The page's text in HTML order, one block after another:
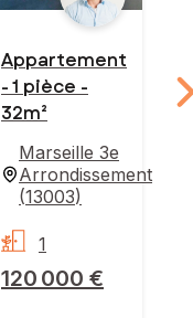
Appartement
- 1 pièce -
32m²
Marseille 3e
Arrondissement
(13003)
120 000 €
1